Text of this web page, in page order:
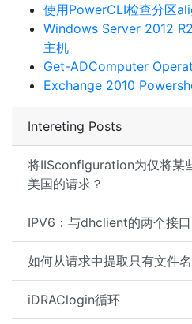
Intereting Posts
将IISconfiguration为仅将某
美国的请求？
IPV6：与dhclient的两个接口
如何从请求中提取只有文件
iDRAClogin循环
使用PowerCLI检查分区
Windows Server 2012
主机
Get-ADComputer
Exchange 2010